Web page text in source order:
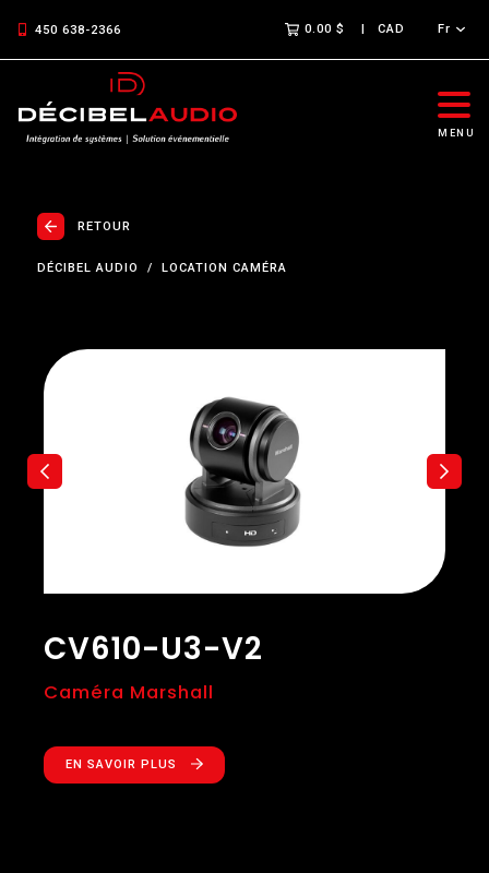
450 638-2366 0.00 $ CAD Fr
MENU
RETOUR
DÉCIBEL AUDIO LOCATION CAMÉRA
CV610-U3-V2
Caméra Marshall
EN SAVOIR PLUS